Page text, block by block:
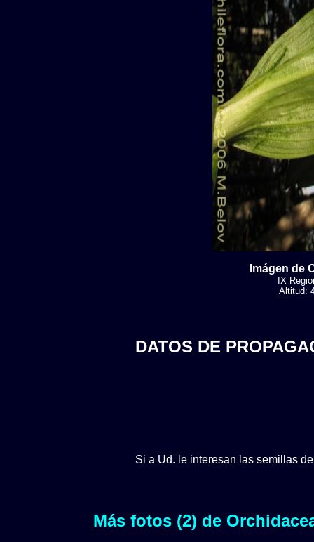
Imágen de
IX
Altitud:
DATOS DE
Si a Ud. le interesan las semillas
Más fotos (2) de